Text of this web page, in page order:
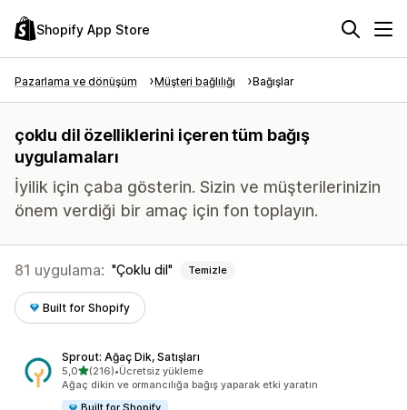
Shopify App Store
Pazarlama ve dönüşüm Müşteri bağlılığı Bağışlar
çoklu dil özelliklerini içeren tüm bağış
uygulamaları
İyilik için çaba gösterin. Sizin ve müşterilerinizin
önem verdiği bir amaç için fon toplayın.
81 uygulama: Çoklu dil Temizle
Built for Shopify
Sprout: Ağaç Dik, Satışları
5,05 yıldız üzerinden
(216)
toplam 216 değerlendirme
•Ücretsiz yükleme
Ağaç dikin ve ormancılığa bağış yaparak etki yaratın